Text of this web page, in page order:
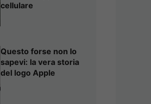
cellulare
Questo forse non lo
sapevi: la vera storia
del logo Apple